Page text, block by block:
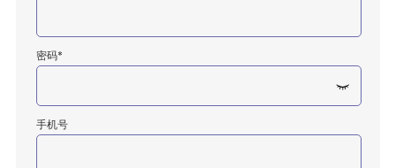
密码*
手机号